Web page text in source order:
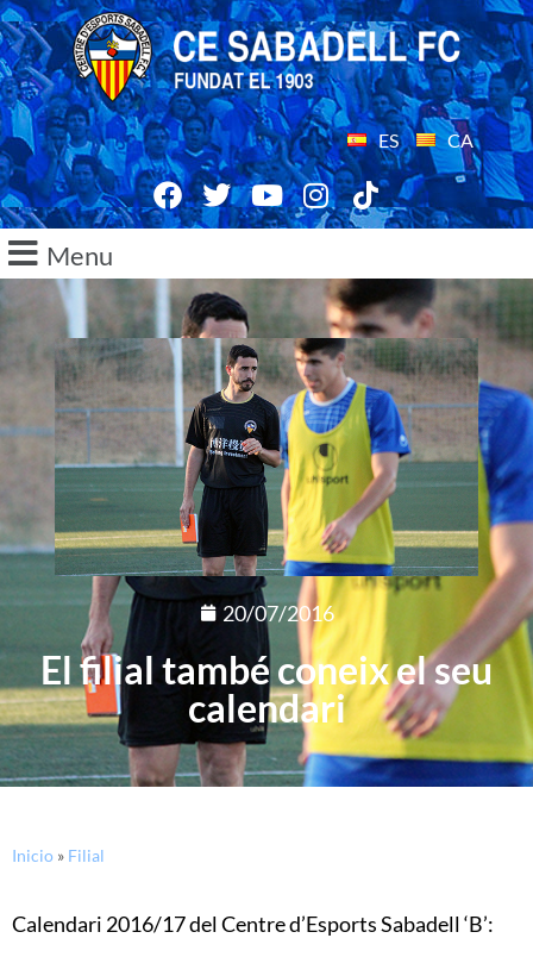
ES CA
Menu
20/07/2016
El filial també coneix el seu
calendari
Inicio » Filial
Calendari 2016/17 del Centre d’Esports Sabadell ‘B’: